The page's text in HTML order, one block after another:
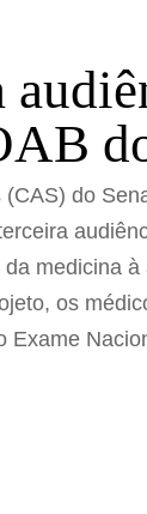
do
medicina
os
Exame